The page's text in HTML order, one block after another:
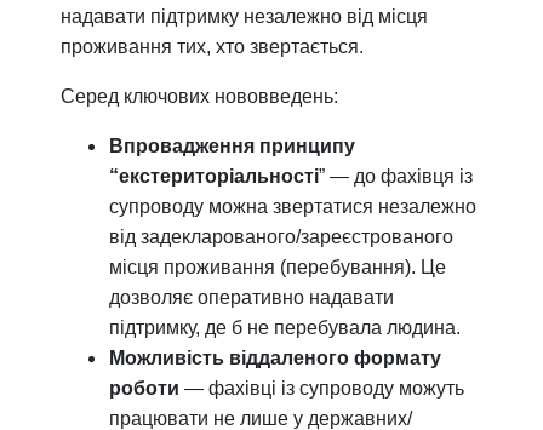
надавати підтримку незалежно від місця
проживання тих, хто звертається.
Серед ключових нововведень:
Впровадження принципу
“екстериторіальності” — до фахівця із
супроводу можна звертатися незалежно
від задекларованого/зареєстрованого
місця проживання (перебування). Це
дозволяє оперативно надавати
підтримку, де б не перебувала людина.
Можливість віддаленого формату
роботи — фахівці із супроводу можуть
працювати не лише у державних/